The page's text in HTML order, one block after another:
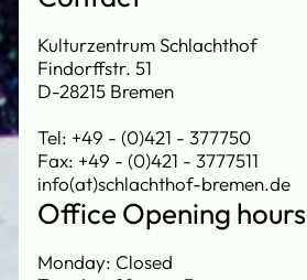
Kulturzentrum Schlachthof
Findorffstr. 51
D-28215 Bremen
Tel: +49 - (0)421 - 377750
Fax: +49 - (0)421 - 3777511
info(at)schlachthof-bremen.de
Office Opening hours
Monday: Closed